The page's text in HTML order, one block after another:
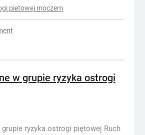
pietowej moczem
w grupie ryzyka ostrogi
grupie ryzyka ostrogi piętowej Ruch